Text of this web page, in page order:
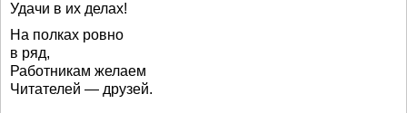
Удачи в их делах!
На полках ровно
в ряд,
Работникам желаем
Читателей — друзей.